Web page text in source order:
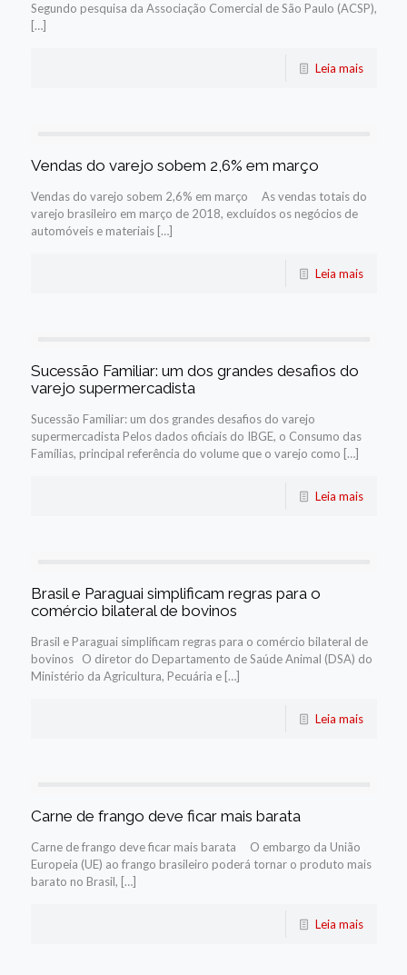
Segundo pesquisa da Associação Comercial de São Paulo (ACSP),
[…]
Leia mais
Vendas do varejo sobem 2,6% em março
Vendas do varejo sobem 2,6% em março As vendas totais do
varejo brasileiro em março de 2018, excluídos os negócios de
automóveis e materiais […]
Leia mais
Sucessão Familiar: um dos grandes desafios do
varejo supermercadista
Sucessão Familiar: um dos grandes desafios do varejo
supermercadista Pelos dados oficiais do IBGE, o Consumo das
Famílias, principal referência do volume que o varejo como […]
Leia mais
Brasil e Paraguai simplificam regras para o
comércio bilateral de bovinos
Brasil e Paraguai simplificam regras para o comércio bilateral de
bovinos O diretor do Departamento de Saúde Animal (DSA) do
Ministério da Agricultura, Pecuária e […]
Leia mais
Carne de frango deve ficar mais barata
Carne de frango deve ficar mais barata O embargo da União
Europeia (UE) ao frango brasileiro poderá tornar o produto mais
barato no Brasil, […]
Leia mais